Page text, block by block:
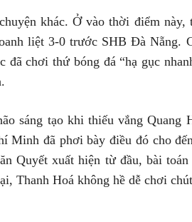
khác. Ở vào thời điểm này,
liệt 3-0 trước SHB Đà Nẵng.
đã chơi thứ bóng đá “hạ gục
sáng tạo khi thiếu vắng Quang
Minh đã phơi bày điều đó cho
Quyết xuất hiện từ đầu, bài
Thanh Hoá không hề dễ chơi